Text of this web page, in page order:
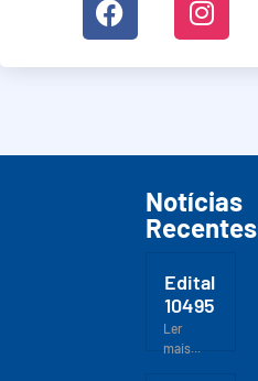
Notícias
Recentes
Edital
10495
Ler
mais...